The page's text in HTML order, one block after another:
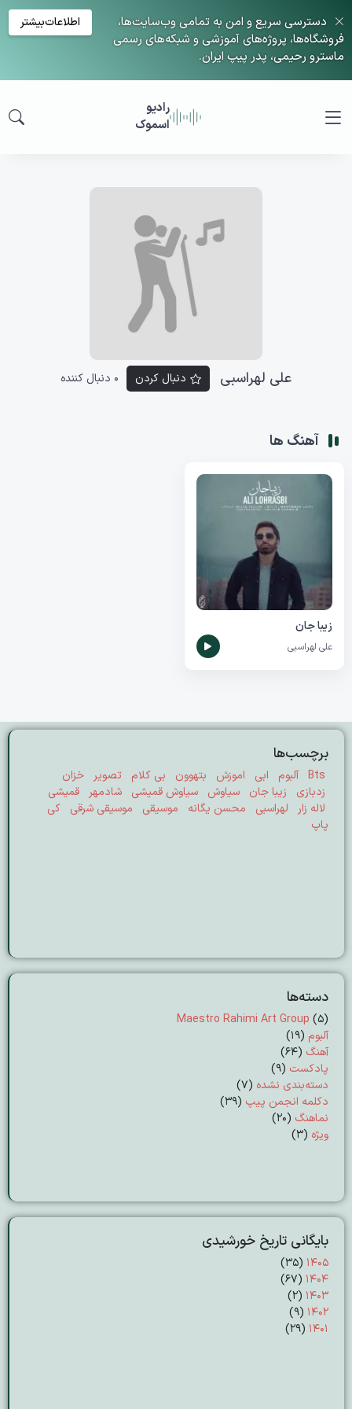
دسترسی سریع و امن به تمامی وب‌سایت‌ها،
فروشگاه‌ها، پروژه‌های آموزشی و شبکه‌های رسمی
ماسترو رحیمی، پدر پیپ ایران.
اطلاعات‌بیشتر
رادیو
اسموک
علی لهراسبی دنبال کردن 0 دنبال کننده
آهنگ ها
زیبا جان
علی لهراسبی
برچسب‌ها
Bts آلبوم ابی اموزش بتهوون بی کلام تصویر
خزان
زدبازی
زیبا جان سیاوش سیاوش قمیشی شادمهر
قمیشی
لاله زار
لهراسبی محسن یگانه موسیقی موسیقی شرقی
کی
پاپ
دسته‌ها
Maestro Rahimi Art Group (5)
آلبوم (19)
آهنگ (64)
پادکست (9)
دسته‌بندی نشده (7)
دکلمه انجمن پیپ (39)
نماهنگ (20)
ویژه (3)
بایگانی تاریخ خورشیدی
۱۴۰۵ (۳۵)
۱۴۰۴ (۶۷)
۱۴۰۳ (۲)
۱۴۰۲ (۹)
۱۴۰۱ (۲۹)